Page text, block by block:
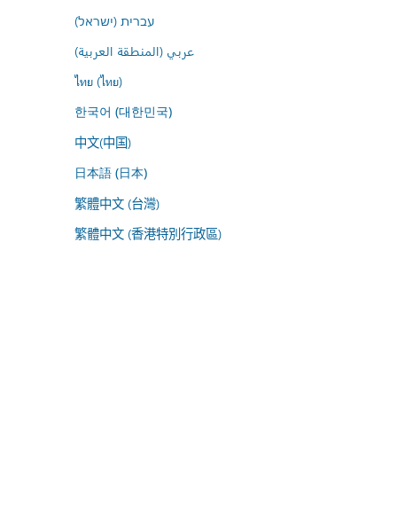
עברית (ישראל)
عربي (المنطقة العربية)
ไทย (ไทย)
한국어 (대한민국)
中文(中国)
日本語 (日本)
繁體中文 (台灣)
繁體中文 (香港特別行政區)